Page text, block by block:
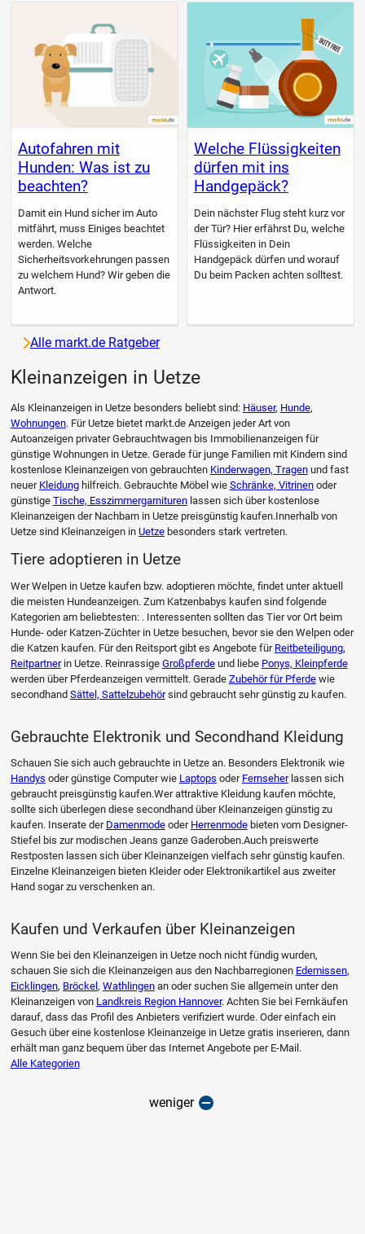
Autofahren mit
Hunden: Was ist zu
beachten?
Damit ein Hund sicher im Auto
mitfährt, muss Einiges beachtet
werden. Welche
Sicherheitsvorkehrungen passen
zu welchem Hund? Wir geben die
Antwort.
Welche Flüssigkeiten
dürfen mit ins
Handgepäck?
Dein nächster Flug steht kurz vor
der Tür? Hier erfährst Du, welche
Flüssigkeiten in Dein
Handgepäck dürfen und worauf
Du beim Packen achten solltest.
Alle markt.de Ratgeber
Kleinanzeigen in Uetze
Als Kleinanzeigen in Uetze besonders beliebt sind: Häuser, Hunde,
Wohnungen. Für Uetze bietet markt.de Anzeigen jeder Art von
Autoanzeigen privater Gebrauchtwagen bis Immobilienanzeigen für
günstige Wohnungen in Uetze. Gerade für junge Familien mit Kindern sind
kostenlose Kleinanzeigen von gebrauchten Kinderwagen, Tragenund fast
neuer Kleidunghilfreich. Gebrauchte Möbel wie Schränke, Vitrinenoder
günstige Tische, Esszimmergarniturenlassen sich über kostenlose
Kleinanzeigen der Nachbarn in Uetze preisgünstig kaufen.Innerhalb von
Uetze sind Kleinanzeigen in Uetzebesonders stark vertreten.
Tiere adoptieren in Uetze
Wer Welpen in Uetze kaufen bzw. adoptieren möchte, findet unter aktuell
die meisten Hundeanzeigen. Zum Katzenbabys kaufen sind folgende
Kategorien am beliebtesten: . Interessenten sollten das Tier vor Ort beim
Hunde- oder Katzen-Züchter in Uetze besuchen, bevor sie den Welpen oder
die Katzen kaufen. Für den Reitsport gibt es Angebote für Reitbeteiligung,
Reitpartnerin Uetze. Reinrassige Großpferdeund liebe Ponys, Kleinpferde
werden über Pferdeanzeigen vermittelt. Gerade Zubehör für Pferdewie
secondhand Sättel, Sattelzubehörsind gebraucht sehr günstig zu kaufen.
Gebrauchte Elektronik und Secondhand Kleidung
Schauen Sie sich auch gebrauchte in Uetze an. Besonders Elektronik wie
Handys oder günstige Computer wie Laptops oder Fernseherlassen sich
gebraucht preisgünstig kaufen.Wer attraktive Kleidung kaufen möchte,
sollte sich überlegen diese secondhand über Kleinanzeigen günstig zu
kaufen. Inserate der Damenmodeoder Herrenmodebieten vom Designer-
Stiefel bis zur modischen Jeans ganze Gaderoben.Auch preiswerte
Restposten lassen sich über Kleinanzeigen vielfach sehr günstig kaufen.
Einzelne Kleinanzeigen bieten Kleider oder Elektronikartikel aus zweiter
Hand sogar zu verschenken an.
Kaufen und Verkaufen über Kleinanzeigen
Wenn Sie bei den Kleinanzeigen in Uetze noch nicht fündig wurden,
schauen Sie sich die Kleinanzeigen aus den Nachbarregionen Edemissen,
Eicklingen, Bröckel , Wathlingenan oder suchen Sie allgemein unter den
Kleinanzeigen von Landkreis Region Hannover. Achten Sie bei Fernkäufen
darauf, dass das Profil des Anbieters verifiziert wurde. Oder einfach ein
Gesuch über eine kostenlose Kleinanzeige in Uetze gratis inserieren, dann
erhält man ganz bequem über das Internet Angebote per E-Mail.
Alle Kategorien
weniger